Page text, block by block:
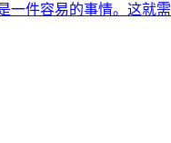
一件容易的事情。这就